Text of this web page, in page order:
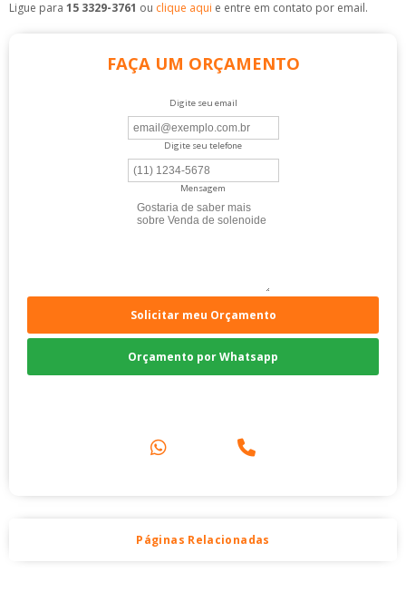
Ligue para 15 3329-3761 ou clique aqui e entre em contato por email.
FAÇA UM ORÇAMENTO
Digite seu email
Digite seu telefone
Mensagem
Solicitar meu Orçamento
Orçamento por Whatsapp
Páginas Relacionadas